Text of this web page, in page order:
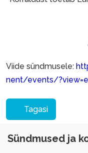
Viide sündmusele:
nent/events/
Tagasi
Sündmused ja